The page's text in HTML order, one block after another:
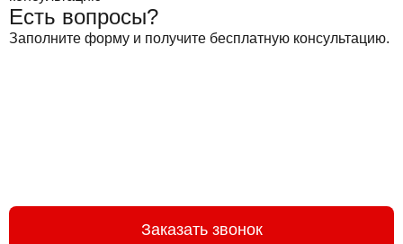
Есть вопросы?
Заполните форму и получите бесплатную консультацию.
Заказать звонок